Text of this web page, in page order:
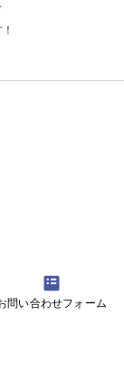
問い合わせフォーム